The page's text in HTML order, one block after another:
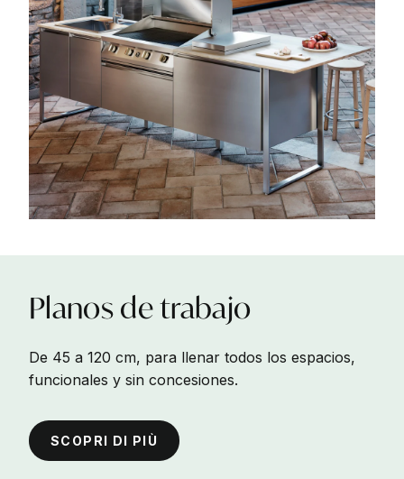
Planosdetrabajo
De 45 a 120 cm, para llenar todos los espacios,
funcionales y sin concesiones.
SCOPRI DI PIÙ